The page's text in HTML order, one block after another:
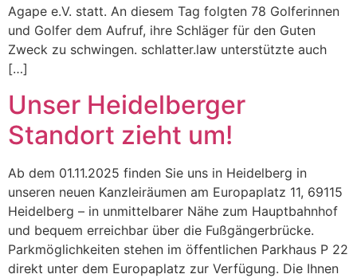
Agape e.V. statt. An diesem Tag folgten 78 Golferinnen
und Golfer dem Aufruf, ihre Schläger für den Guten
Zweck zu schwingen. schlatter.law unterstützte auch
[…]
Unser Heidelberger
Standort zieht um!
Ab dem 01.11.2025 finden Sie uns in Heidelberg in
unseren neuen Kanzleiräumen am Europaplatz 11, 69115
Heidelberg – in unmittelbarer Nähe zum Hauptbahnhof
und bequem erreichbar über die Fußgängerbrücke.
Parkmöglichkeiten stehen im öffentlichen Parkhaus P 22
direkt unter dem Europaplatz zur Verfügung. Die Ihnen